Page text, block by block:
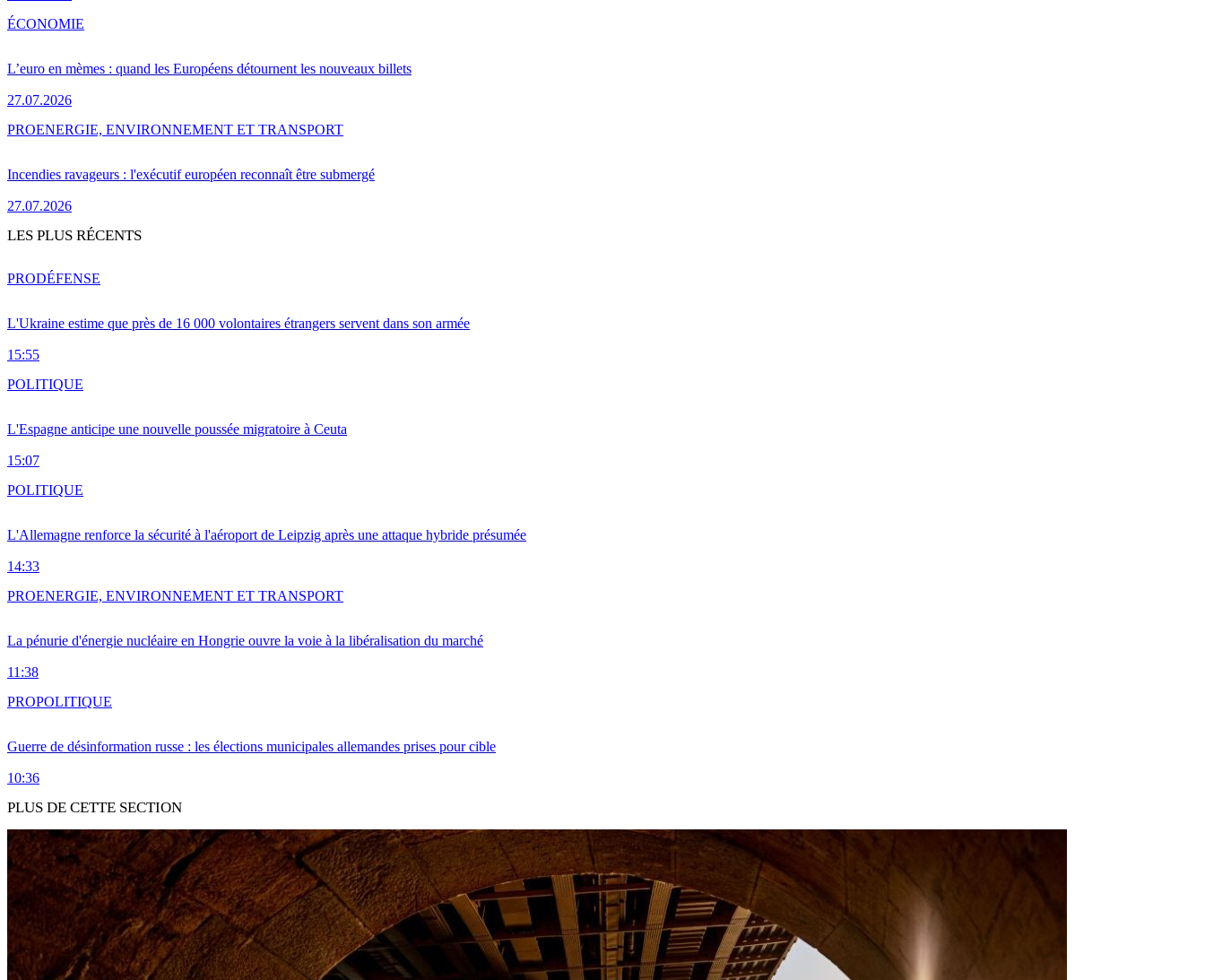
L’euro en mèmes : quand les Européens détournent les nouveaux billets
27.07.2026
ÉCONOMIE
Incendies ravageurs : l'exécutif européen reconnaît être submergé
27.07.2026
PROENERGIE, ENVIRONNEMENT ET TRANSPORT
LES PLUS RÉCENTS
L'Ukraine estime que près de 16 000 volontaires étrangers servent dans son armée
15:55
PRODÉFENSE
L'Espagne anticipe une nouvelle poussée migratoire à Ceuta
15:07
POLITIQUE
L'Allemagne renforce la sécurité à l'aéroport de Leipzig après une attaque hybride présumée
14:33
POLITIQUE
La pénurie d'énergie nucléaire en Hongrie ouvre la voie à la libéralisation du marché
11:38
PROENERGIE, ENVIRONNEMENT ET TRANSPORT
Guerre de désinformation russe : les élections municipales allemandes prises pour cible
10:36
PROPOLITIQUE
PLUS DE CETTE SECTION